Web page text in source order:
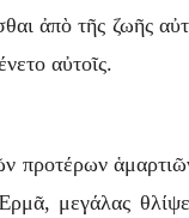
ἀπὸ τῆς ζωῆς
αὐτοῖς.
προτέρων
μεγάλας